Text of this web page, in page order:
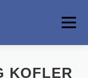
Menü
KOFLER